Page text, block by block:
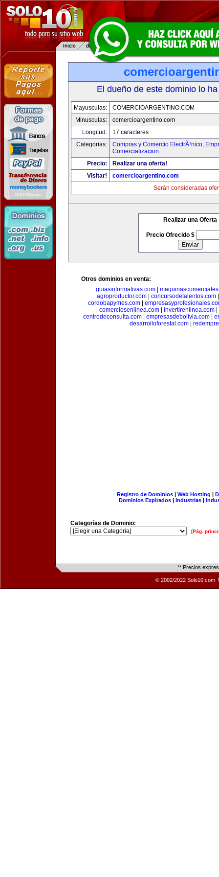
El dueño de este dominio lo
Mayusculas:
COMERCIOARGENTINO.COM
Minusculas:
comercioargentino.com
Longitud:
17 caracteres
Categorias:
Compras y Comercio ElectrÃ³nico,
Comercializacion
Precio:
Realizar una oferta!
Visitar!
comercioargentino.com
Serán consideradas
Realizar una Oferta
Precio Ofrecido $
Otros dominios en venta:
guiasinformativas.com
agroproductor.com
concursodetalentos.com
cordobapymes.com|
comerciosenlinea.com
invertirenlinea.com
centrodeconsulta.com
empresasdebolivia.com
desarrolloforestal.com
Registro de Dominios| Web Hosting |
Dominios Expirados | Industrias |
Categorías de Dominio:
[Pág.
** Precios
© 2002/2022 Solo10.com